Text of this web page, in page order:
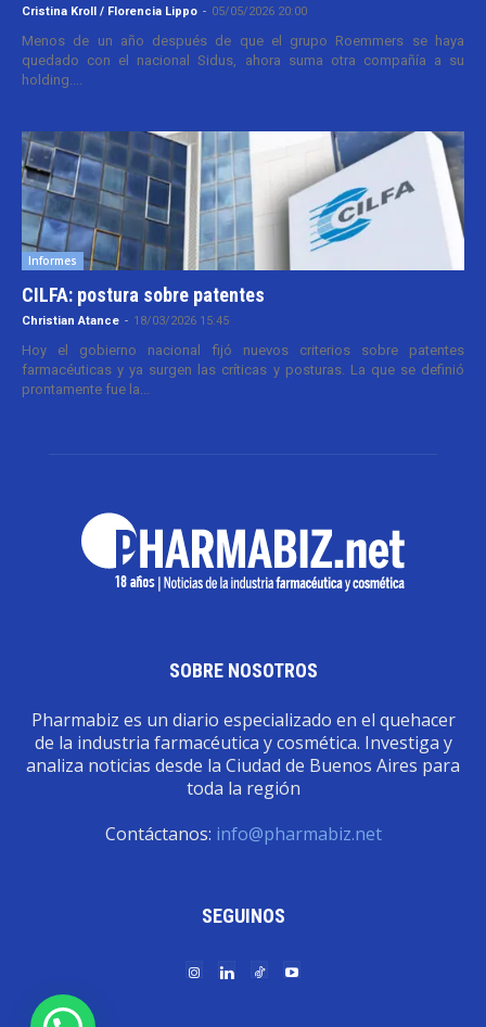
Cristina Kroll / Florencia Lippo - 05/05/2026 20:00
Menos de un año después de que el grupo Roemmers se haya
quedado con el nacional Sidus, ahora suma otra compañía a su
holding....
Informes
CILFA: postura sobre patentes
Christian Atance - 18/03/2026 15:45
Hoy el gobierno nacional fijó nuevos criterios sobre patentes
farmacéuticas y ya surgen las críticas y posturas. La que se definió
prontamente fue la...
SOBRE NOSOTROS
Pharmabiz es un diario especializado en el quehacer
de la industria farmacéutica y cosmética. Investiga y
analiza noticias desde la Ciudad de Buenos Aires para
toda la región
Contáctanos: info@pharmabiz.net
SEGUINOS